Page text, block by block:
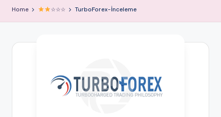
Home ☆☆☆ TurboForex-İnceleme